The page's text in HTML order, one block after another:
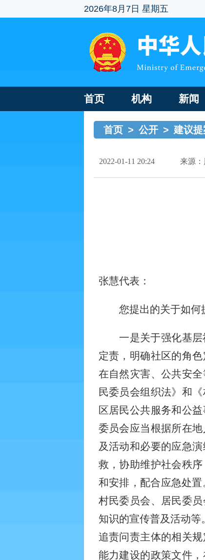
2026年8月7日 星期五
首页 机构 新闻
首页 > 公开 > 建议
2022-01-11 20:24 来源：
张慧代表：
您提出的关于如何
一是关于强化基
定责，明确社区的角
在自然灾害、公共安
民委员会组织法》和
区居民公共服务和公
委员会应当根据所在
及活动和必要的应急
救，协助维护社会秩
和安排，配合应急处置
村民委员会、居民委
知识的宣传普及活动等
追责问责主体的相关
能力建设的政策文件